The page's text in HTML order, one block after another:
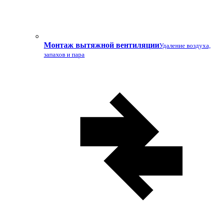
Монтаж вытяжной вентиляцииУдаление воздуха,
запахов и пара